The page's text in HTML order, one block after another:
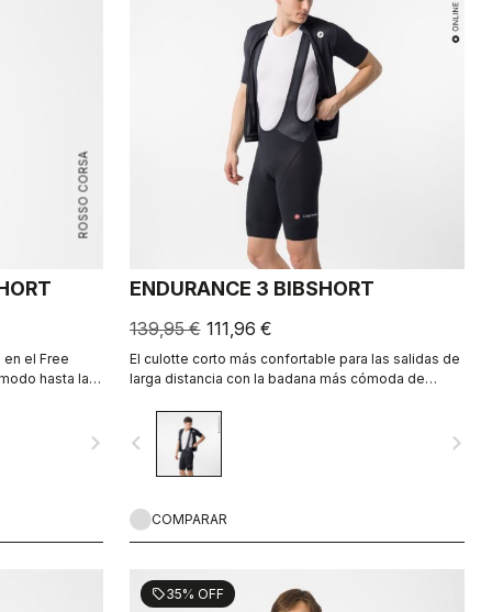
ROSSO CORSA
el Free
hasta la
navigate_next
ENDURANCE 3 BIBSHORT
139,95 € 111,96 €
El culotte corto más confortable para las salidas de
larga distancia con la badana más cómoda de
navigate_before navigate_next
COMPARAR
sell35% OFF